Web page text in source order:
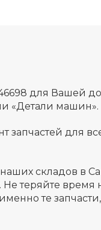
для Вашей
«Детали машин».
запчастей для
складов в
теряйте
те